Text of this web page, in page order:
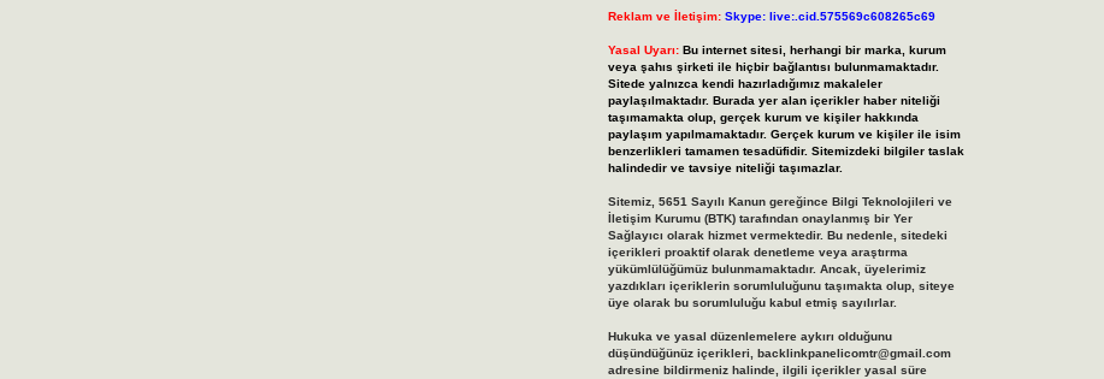
Reklam ve İletişim: Skype: live:.cid.575569c608265c69
Yasal Uyarı: Bu internet sitesi, herhangi bir marka, kurum
veya şahıs şirketi ile hiçbir bağlantısı bulunmamaktadır.
Sitede yalnızca kendi hazırladığımız makaleler
paylaşılmaktadır. Burada yer alan içerikler haber niteliği
taşımamakta olup, gerçek kurum ve kişiler hakkında
paylaşım yapılmamaktadır. Gerçek kurum ve kişiler ile isim
benzerlikleri tamamen tesadüfidir. Sitemizdeki bilgiler taslak
halindedir ve tavsiye niteliği taşımazlar.
Sitemiz, 5651 Sayılı Kanun gereğince Bilgi Teknolojileri ve
İletişim Kurumu (BTK) tarafından onaylanmış bir Yer
Sağlayıcı olarak hizmet vermektedir. Bu nedenle, sitedeki
içerikleri proaktif olarak denetleme veya araştırma
yükümlülüğümüz bulunmamaktadır. Ancak, üyelerimiz
yazdıkları içeriklerin sorumluluğunu taşımakta olup, siteye
üye olarak bu sorumluluğu kabul etmiş sayılırlar.
Hukuka ve yasal düzenlemelere aykırı olduğunu
düşündüğünüz içerikleri, backlinkpanelicomtr@gmail.com
adresine bildirmeniz halinde, ilgili içerikler yasal süre